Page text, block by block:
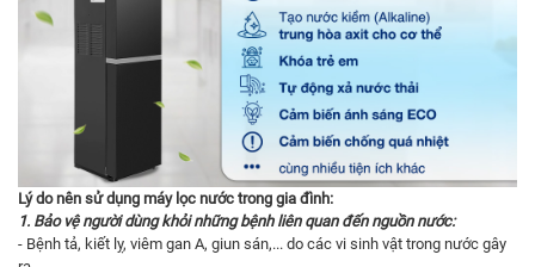
Lý do nên sử dụng máy lọc nước trong gia đình:
1. Bảo vệ người dùng khỏi những bệnh liên quan đến nguồn nước:
- Bệnh tả, kiết lỵ, viêm gan A, giun sán,... do các vi sinh vật trong nước gây